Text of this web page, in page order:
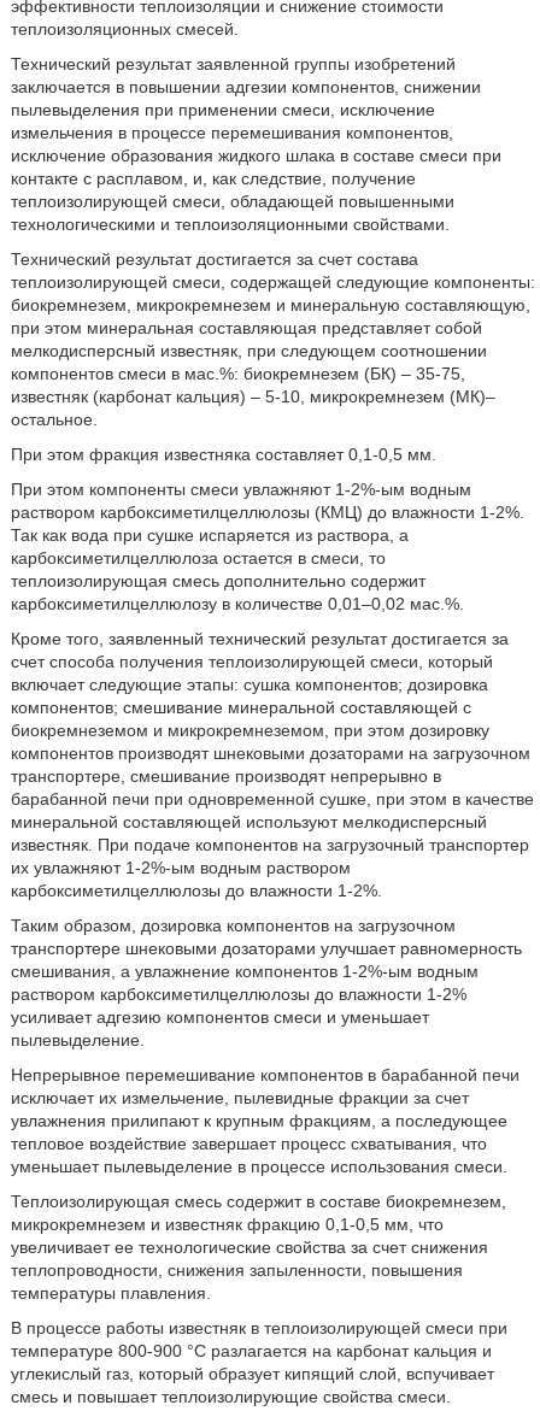
эффективности теплоизоляции и снижение стоимости
теплоизоляционных смесей.
Технический результат заявленной группы изобретений
заключается в повышении адгезии компонентов, снижении
пылевыделения при применении смеси, исключение
измельчения в процессе перемешивания компонентов,
исключение образования жидкого шлака в составе смеси при
контакте с расплавом, и, как следствие, получение
теплоизолирующей смеси, обладающей повышенными
технологическими и теплоизоляционными свойствами.
Технический результат достигается за счет состава
теплоизолирующей смеси, содержащей следующие компоненты:
биокремнезем, микрокремнезем и минеральную составляющую,
при этом минеральная составляющая представляет собой
мелкодисперсный известняк, при следующем соотношении
компонентов смеси в мас.%: биокремнезем (БК) – 35-75,
известняк (карбонат кальция) – 5-10, микрокремнезем (МК)–
остальное.
При этом фракция известняка составляет 0,1-0,5 мм.
При этом компоненты смеси увлажняют 1-2%-ым водным
раствором карбоксиметилцеллюлозы (КМЦ) до влажности 1-2%.
Так как вода при сушке испаряется из раствора, а
карбоксиметилцеллюлоза остается в смеси, то
теплоизолирующая смесь дополнительно содержит
карбоксиметилцеллюлозу в количестве 0,01–0,02 мас.%.
Кроме того, заявленный технический результат достигается за
счет способа получения теплоизолирующей смеси, который
включает следующие этапы: сушка компонентов; дозировка
компонентов; смешивание минеральной составляющей с
биокремнеземом и микрокремнеземом, при этом дозировку
компонентов производят шнековыми дозаторами на загрузочном
транспортере, смешивание производят непрерывно в
барабанной печи при одновременной сушке, при этом в качестве
минеральной составляющей используют мелкодисперсный
известняк. При подаче компонентов на загрузочный транспортер
их увлажняют 1-2%-ым водным раствором
карбоксиметилцеллюлозы до влажности 1-2%.
Таким образом, дозировка компонентов на загрузочном
транспортере шнековыми дозаторами улучшает равномерность
смешивания, а увлажнение компонентов 1-2%-ым водным
раствором карбоксиметилцеллюлозы до влажности 1-2%
усиливает адгезию компонентов смеси и уменьшает
пылевыделение.
Непрерывное перемешивание компонентов в барабанной печи
исключает их измельчение, пылевидные фракции за счет
увлажнения прилипают к крупным фракциям, а последующее
тепловое воздействие завершает процесс схватывания, что
уменьшает пылевыделение в процессе использования смеси.
Теплоизолирующая смесь содержит в составе биокремнезем,
микрокремнезем и известняк фракцию 0,1-0,5 мм, что
увеличивает ее технологические свойства за счет снижения
теплопроводности, снижения запыленности, повышения
температуры плавления.
В процессе работы известняк в теплоизолирующей смеси при
температуре 800-900 °С разлагается на карбонат кальция и
углекислый газ, который образует кипящий слой, вспучивает
смесь и повышает теплоизолирующие свойства смеси.